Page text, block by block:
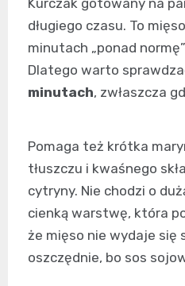
długiego czasu. To
minutach „ponad
Dlatego warto
minutach, zwłaszcza
Pomaga też krótka
tłuszczu i kwaśnego
cytryny. Nie chodzi o
cienką warstwę, która
że mięso nie wydaje się
oszczędnie, bo sos